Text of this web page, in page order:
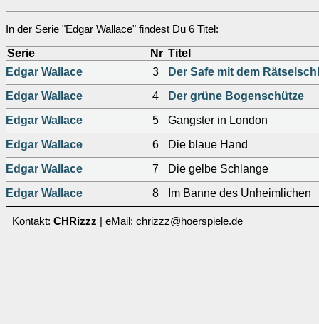
In der Serie "Edgar Wallace" findest Du 6 Titel:
Serie Nr Titel
Edgar Wallace
3
Der Safe mit dem
Edgar Wallace
4
Der grüne Bogenschütze
Edgar Wallace
5
Gangster in London
Edgar Wallace
6
Die blaue Hand
Edgar Wallace
7
Die gelbe Schlange
Edgar Wallace
8 Im Banne des Unheimlichen
Kontakt: CHRizzz | eMail: chrizzz@hoerspiele.de